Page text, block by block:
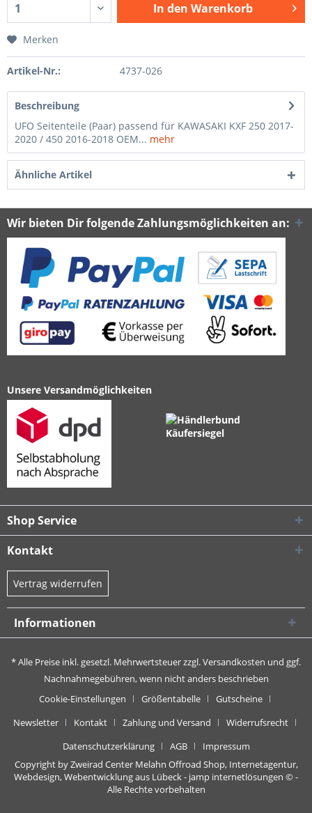
In den Warenkorb
Merken
Artikel-Nr.: 4737-026
Beschreibung
UFO Seitenteile (Paar) passend für KAWASAKI KXF 250 2017-
2020 / 450 2016-2018 OEM... mehr
Ähnliche Artikel
Wir bieten Dir folgende Zahlungsmöglichkeiten an:
Unsere Versandmöglichkeiten
Shop Service
Kontakt
Vertrag widerrufen
Informationen
* Alle Preise inkl. gesetzl. Mehrwertsteuer zzgl.Versandkosten und ggf.
Nachnahmegebühren, wenn nicht anders beschrieben
Cookie-Einstellungen
Größentabelle
Gutscheine
Newsletter
Kontakt Zahlung und Versand
Widerrufsrecht
Datenschutzerklärung
AGB
Impressum
Copyright by Zweirad Center Melahn Offroad Shop, Internetagentur,
Webdesign, Webentwicklung aus Lübeck - jamp internetlösungen © -
Alle Rechte vorbehalten